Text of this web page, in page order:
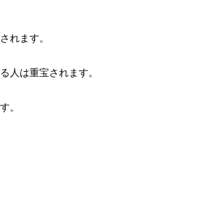
れます。
人は重宝されます。
。